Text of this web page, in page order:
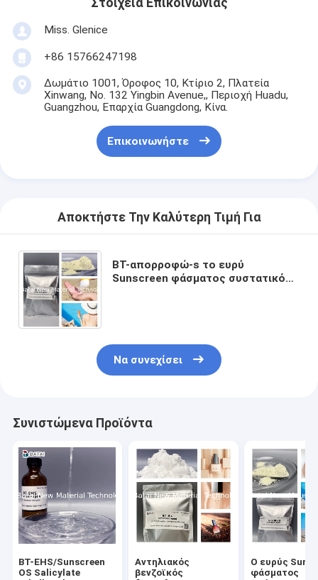
Στοιχεία Επικοινωνίας
Miss. Glenice
+86 15766247198
Δωμάτιο 1001, Όροφος 10, Κτίριο 2, Πλατεία
Xinwang, No. 132 Yingbin Avenue,, Περιοχή Huadu,
Guangzhou, Επαρχία Guangdong, Κίνα.
Επικοινωνήστε
Αποκτήστε Την Καλύτερη Τιμή Για
BT-απορροφώ-s το ευρύ
Sunscreen φάσματος συστατικό
Να συνεχίσει
Συνιστώμενα Προϊόντα
BT-EHS/Sunscreen
OS Salicylate
Αντηλιακός
βενζοϊκός
Ο ευρύς
φάσματος